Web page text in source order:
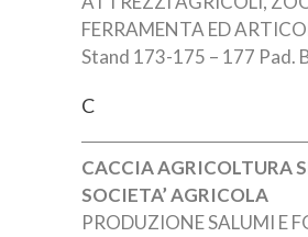
FERRAMENTA ED
Stand 173-175 – 177 Pad.
C
CACCIA AGRICOLTURA
SOCIETA’ AGRICOLA
PRODUZIONE SALUMI E